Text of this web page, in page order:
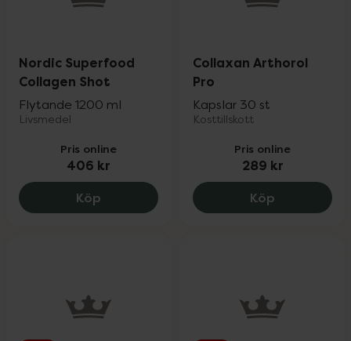
Nordic Superfood
Collagen Shot
Flytande 1200 ml
Livsmedel
Pris online
406 kr
Köp Nordic Superfood Collagen Shot, 406
Collaxan Arthorol
Pro
Kapslar 30 st
Kosttillskott
Pris online
289 kr
Köp Collaxan